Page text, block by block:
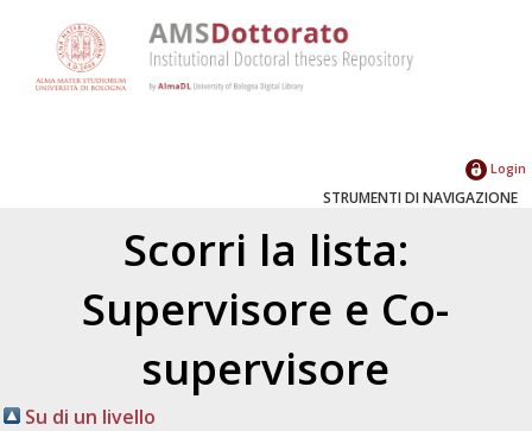
Login
STRUMENTI DI NAVIGAZIONE
Scorri la lista:
Supervisore e Co-
supervisore
Su di un livello